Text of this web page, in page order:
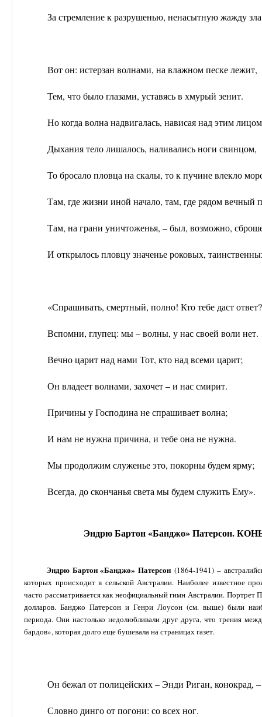
За стремление к разрушенью, ненасытную жажду
Вот он: истерзан волнами, на влажном песке лежит,
Тем, что было глазами, уставясь в хмурый зенит.
Но когда волна надвигалась, нависая над этим
Дыхания тело лишалось, наливались ноги свинцом,
То бросало пловца на скалы, то к пучине влекло
Там, где жизни иной начало, там, где рядом вечный
Там, на грани уничтоженья, – был, возможно,
И открылось пловцу значенье роковых,
«Спрашивать, смертный, полно! Кто тебе даст ответ?
Вспомни, глупец: мы – волны, у нас своей воли нет.
Вечно царит над нами Тот, кто над всеми царит;
Он владеет волнами, захочет – и нас смирит.
Причины у Господина не спрашивает волна;
И нам не нужна причина, и тебе она не нужна.
Мы продолжим служенье это, покорны будем ярму;
Всегда, до скончанья света мы будем служить Ему».
Эндрю Бартон «Банджо» Патерсон.
Эндрю Бартон «Банджо» Патерсон (1864-1941) –
которых происходит в сельской Австралии. Наиболее известное
часто рассматривается как неофициальный гимн Австралии. Портрет
долларов. Банджо Патерсон и Генри Лоусон (см. выше) были
периода. Они настолько недолюбливали друг друга, что трения
бардов», которая долго еще бушевала на страницах газет.
Он бежал от полицейских – Энди Риган, конокрад, –
Словно динго от погони: со всех ног.